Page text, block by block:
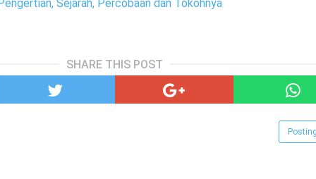
Sejarah, Percobaan dan Tokohnya
SHARE THIS POST